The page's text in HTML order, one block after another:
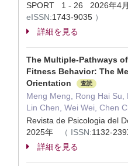
SPORT 1 - 26 2026年4
eISSN:1743-9035 ）
詳細を見る
The Multiple-Pathways
Fitness Behavior: The
Orientation
査読
Meng Meng, Rong Hai Su,
Lin Chen, Wei Wei, Chen
Revista de Psicologia
2025年
（ ISSN:1132-
詳細を見る